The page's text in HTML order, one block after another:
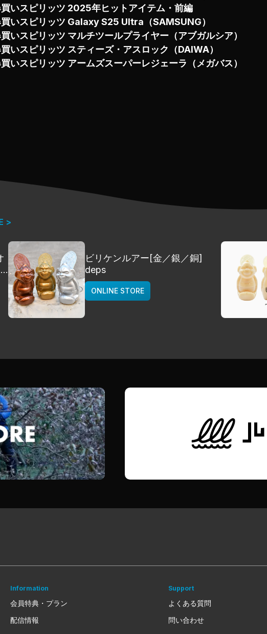
いスピリッツ 2025年ヒットアイテム・前編
いスピリッツ Galaxy S25 Ultra（SAMSUNG）
いスピリッツ マルチツールプライヤー（アブガルシア）
いスピリッツ スティーズ・アスロック（DAIWA）
いスピリッツ アームズスーパーレジェーラ（メガバス）
>
ビリケンルアー[金／銀／銅]
deps
ONLINE STORE
Information
会員特典・プラン
配信情報
Support
よくある質問
問い合わせ